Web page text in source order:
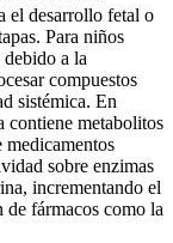
el desarrollo fetal o
Para niños
debido a la
compuestos
sistémica. En
contiene metabolitos
sobre enzimas
incrementando el
fármacos como la